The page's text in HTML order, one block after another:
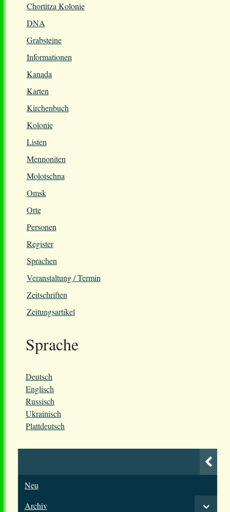
Chortitza Kolonie
DNA
Grabsteine
Informationen
Kanada
Karten
Kirchenbuch
Kolonie
Listen
Mennoniten
Molotschna
Omsk
Orte
Personen
Register
Sprachen
Veranstaltung / Termin
Zeitschriften
Zeitungsartikel
Sprache
Deutsch
Englisch
Russisch
Ukrainisch
Plattdeutsch
Neu
Archiv